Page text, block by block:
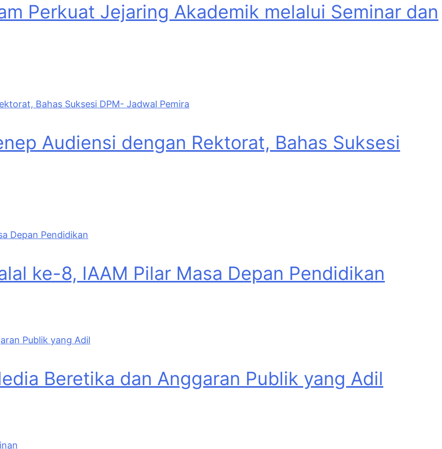
Perkuat Jejaring Akademik melalui Seminar dan
Audiensi dengan Rektorat, Bahas Suksesi
ke-8, IAAM Pilar Masa Depan Pendidikan
Beretika dan Anggaran Publik yang Adil